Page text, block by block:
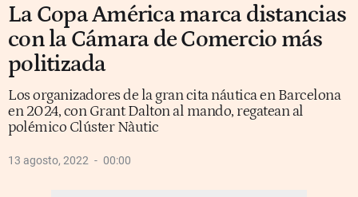
La Copa América marca distancias
con la Cámara de Comercio más
politizada
Los organizadores de la gran cita náutica en Barcelona
en 2024, con Grant Dalton al mando, regatean al
polémico Clúster Nàutic
13 agosto, 2022 00:00